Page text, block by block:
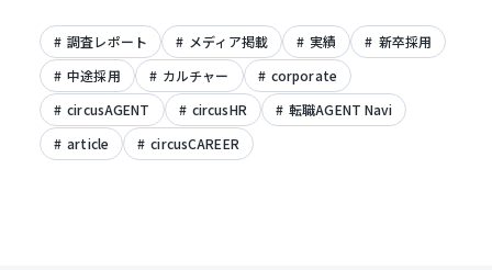
調査レポート メディア掲載 実績
新卒採用
中途採用
カルチャー
corporate
circusAGENT
circusHR
転職AGENT Navi
article
circusCAREER